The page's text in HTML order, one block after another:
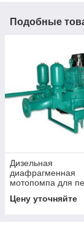
Подобные
Дизельная
диафрагменная
мотопомпа для
нефтепродуктов
Libellula LIB/2-6
Цену уточняйте